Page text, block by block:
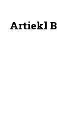
Artiekl